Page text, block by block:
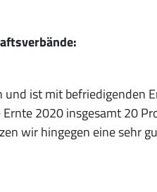
ist mit befriedigenden
2020 insgesamt 20
wir hingegen eine sehr